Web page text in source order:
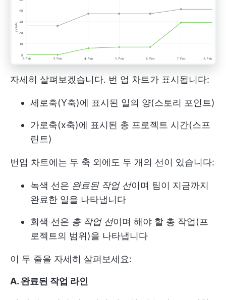
자세히 살펴보겠습니다. 번 업 차트가 표시됩니다:
세로축(Y축)에 표시된 일의 양(스토리 포인트)
가로축(x축)에 표시된 총 프로젝트 시간(스프
린트)
번업 차트에는 두 축 외에도 두 개의 선이 있습니다:
녹색 선은 완료된 작업 선이며 팀이 지금까지
완료한 일을 나타냅니다
회색 선은 총 작업 선이며 해야 할 총 작업(프
로젝트의 범위)을 나타냅니다
이 두 줄을 자세히 살펴보세요:
A. 완료된 작업 라인